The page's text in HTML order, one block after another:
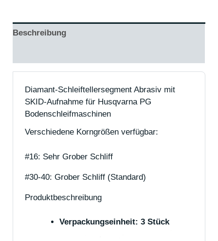
Beschreibung
Diamant-Schleiftellersegment Abrasiv mit
SKID-Aufnahme für Husqvarna PG
Bodenschleifmaschinen
Verschiedene Korngrößen verfügbar:
#16: Sehr Grober Schliff
#30-40: Grober Schliff (Standard)
Produktbeschreibung
Verpackungseinheit: 3 Stück